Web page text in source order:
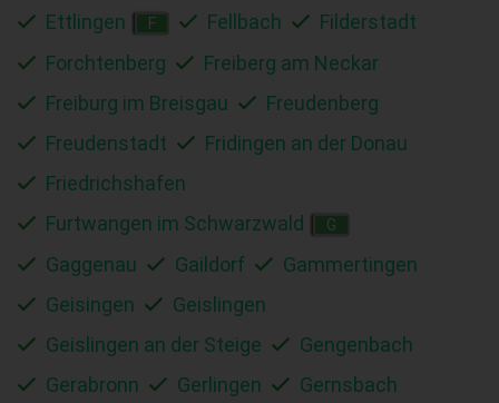
Ettlingen
F Fellbach
Filderstadt
Forchtenberg
Freiberg am Neckar
Freiburg im Breisgau
Freudenberg
Freudenstadt
Fridingen an der Donau
Friedrichshafen
Furtwangen im Schwarzwald
G
Gaggenau Gaildorf
Gammertingen
Geisingen
Geislingen
Geislingen an der Steige
Gengenbach
Gerabronn
Gerlingen Gernsbach